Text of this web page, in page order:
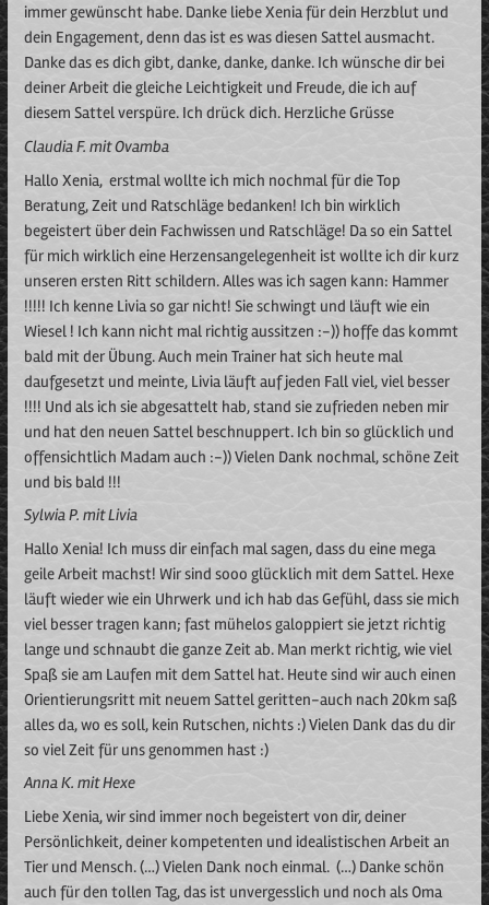
immer gewünscht habe. Danke liebe Xenia für dein Herzblut und
dein Engagement, denn das ist es was diesen Sattel ausmacht.
Danke das es dich gibt, danke, danke, danke. Ich wünsche dir bei
deiner Arbeit die gleiche Leichtigkeit und Freude, die ich auf
diesem Sattel verspüre. Ich drück dich. Herzliche Grüsse
Claudia F. mit Ovamba
Hallo Xenia, erstmal wollte ich mich nochmal für die Top
Beratung, Zeit und Ratschläge bedanken! Ich bin wirklich
begeistert über dein Fachwissen und Ratschläge! Da so ein Sattel
für mich wirklich eine Herzensangelegenheit ist wollte ich dir kurz
unseren ersten Ritt schildern. Alles was ich sagen kann: Hammer
!!!!! Ich kenne Livia so gar nicht! Sie schwingt und läuft wie ein
Wiesel ! Ich kann nicht mal richtig aussitzen :-)) hoffe das kommt
bald mit der Übung. Auch mein Trainer hat sich heute mal
daufgesetzt und meinte, Livia läuft auf jeden Fall viel, viel besser
!!!! Und als ich sie abgesattelt hab, stand sie zufrieden neben mir
und hat den neuen Sattel beschnuppert. Ich bin so glücklich und
offensichtlich Madam auch :-)) Vielen Dank nochmal, schöne Zeit
und bis bald !!!
Sylwia P. mit Livia
Hallo Xenia! Ich muss dir einfach mal sagen, dass du eine mega
geile Arbeit machst! Wir sind sooo glücklich mit dem Sattel. Hexe
läuft wieder wie ein Uhrwerk und ich hab das Gefühl, dass sie mich
viel besser tragen kann; fast mühelos galoppiert sie jetzt richtig
lange und schnaubt die ganze Zeit ab. Man merkt richtig, wie viel
Spaß sie am Laufen mit dem Sattel hat. Heute sind wir auch einen
Orientierungsritt mit neuem Sattel geritten-auch nach 20km saß
alles da, wo es soll, kein Rutschen, nichts :) Vielen Dank das du dir
so viel Zeit für uns genommen hast :)
Anna K. mit Hexe
Liebe Xenia, wir sind immer noch begeistert von dir, deiner
Persönlichkeit, deiner kompetenten und idealistischen Arbeit an
Tier und Mensch. (…) Vielen Dank noch einmal. (…) Danke schön
auch für den tollen Tag, das ist unvergesslich und noch als Oma